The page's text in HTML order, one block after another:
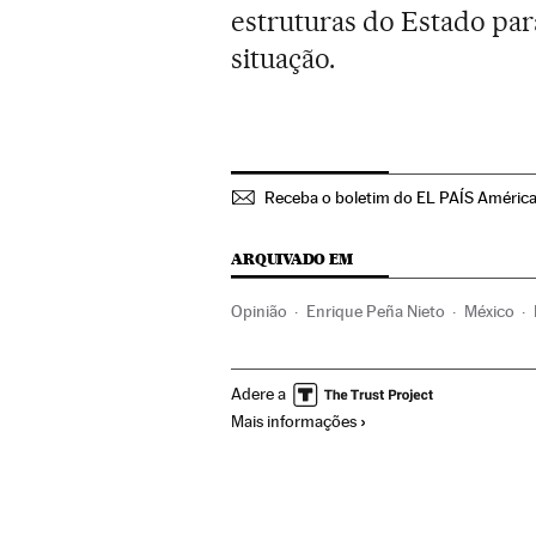
estruturas do Estado
situação.
Receba o boletim do EL PAÍS
ARQUIVADO EM
Opinião Enrique Peña Nieto México
Adere a
Mais informações